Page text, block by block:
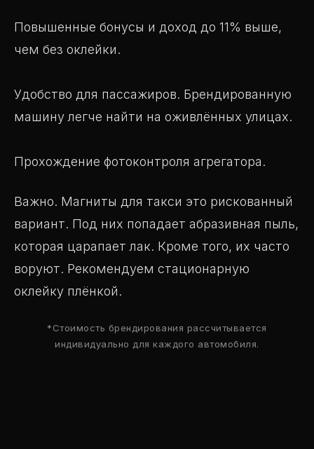
Повышенные бонусы и доход до 11% выше,
чем без оклейки.
Удобство для пассажиров. Брендированную
машину легче найти на оживлённых улицах.
Прохождение фотоконтроля агрегатора.
Важно. Магниты для такси это рискованный
вариант. Под них попадает абразивная пыль,
которая царапает лак. Кроме того, их часто
воруют. Рекомендуем стационарную
оклейку плёнкой.
*Стоимость брендирования рассчитывается
индивидуально для каждого автомобиля.